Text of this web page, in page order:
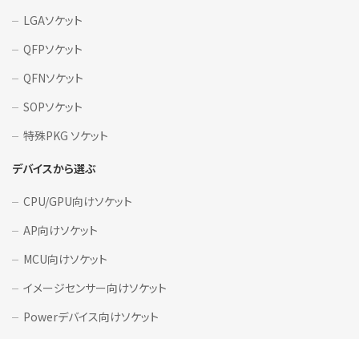
LGAソケット
QFPソケット
QFNソケット
SOPソケット
特殊PKG ソケット
デバイスから選ぶ
CPU/GPU向けソケット
AP向けソケット
MCU向けソケット
イメージセンサー向けソケット
Powerデバイス向けソケット